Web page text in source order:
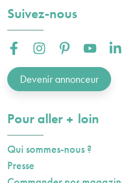
Suivez-nous
Facebook :Instagram :Pinterest :Youtube :
Devenir annonceur
Pour aller plusloin
Qui sommes-nous ?
Presse